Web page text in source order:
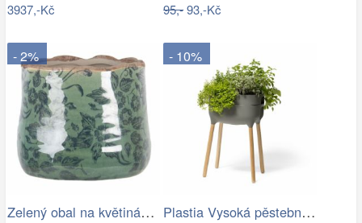
3937,-Kč 95,-93,-Kč
- 2%
Zelený obal na květináč s květy a…
- 10%
Plastia Vysoká pěstební nádoba Urbalive…